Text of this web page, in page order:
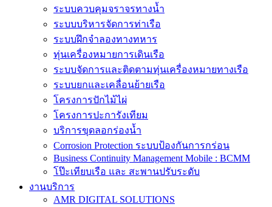
ระบบควบคุมจราจรทางน้ำ
ระบบบริหารจัดการท่าเรือ
ระบบฝึกจำลองทางทหาร
ทุ่นเครื่องหมายการเดินเรือ
ระบบจัดการและติดตามทุ่นเครื่องหมายทางเรือ
ระบบยกและเคลื่อนย้ายเรือ
โครงการปักไม้ไผ่
โครงการปะการังเทียม
บริการขุดลอกร่องน้ำ
Corrosion Protection ระบบป้องกันการกร่อน
Business Continuity Management Mobile : BCMM
โป๊ะเทียบเรือ และ สะพานปรับระดับ
งานบริการ
AMR DIGITAL SOLUTIONS